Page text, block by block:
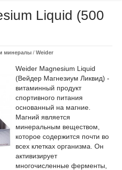
Liquid (500
минералы / Weider
Weider Magnesium Liquid
(Вейдер Магнезиум Ликвид) -
витаминный продукт
спортивного питания
основанный на магние.
Магний является
минеральным веществом,
которое содержится почти во
всех клетках организма. Он
активизирует
многочисленные ферменты,